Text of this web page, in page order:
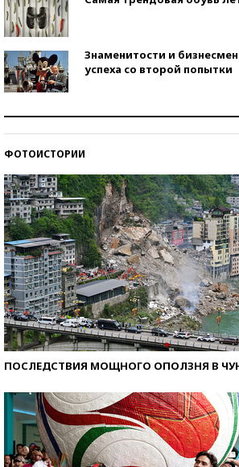
Знаменитости и
успеха со второй попытки
ФОТОИСТОРИИ
ПОСЛЕДСТВИЯ МОЩНОГО ОПОЛЗНЯ В